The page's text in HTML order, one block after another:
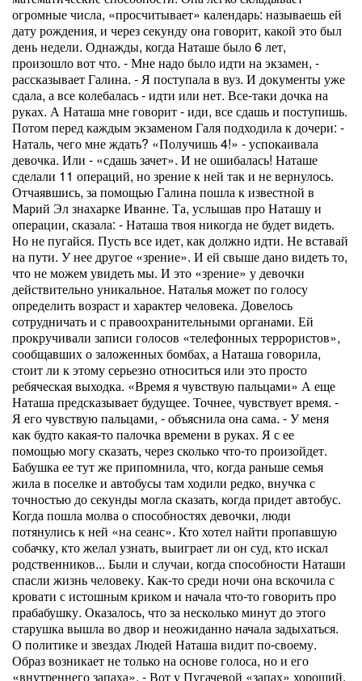
огромные числа, «просчитывает» календарь: называешь ей
дату рождения, и через секунду она говорит, какой это был
день недели. Однажды, когда Наташе было 6 лет,
произошло вот что. - Мне надо было идти на экзамен, -
рассказывает Галина. - Я поступала в вуз. И документы уже
сдала, а все колебалась - идти или нет. Все-таки дочка на
руках. А Наташа мне говорит - иди, все сдашь и поступишь.
Потом перед каждым экзаменом Галя подходила к дочери: -
Наталь, чего мне ждать? «Получишь 4!» - успокаивала
девочка. Или - «сдашь зачет». И не ошибалась! Наташе
сделали 11 операций, но зрение к ней так и не вернулось.
Отчаявшись, за помощью Галина пошла к известной в
Марий Эл знахарке Иванне. Та, услышав про Наташу и
операции, сказала: - Наташа твоя никогда не будет видеть.
Но не пугайся. Пусть все идет, как должно идти. Не вставай
на пути. У нее другое «зрение». И ей свыше дано видеть то,
что не можем увидеть мы. И это «зрение» у девочки
действительно уникальное. Наталья может по голосу
определить возраст и характер человека. Довелось
сотрудничать и с правоохранительными органами. Ей
прокручивали записи голосов «телефонных террористов»,
сообщавших о заложенных бомбах, а Наташа говорила,
стоит ли к этому серьезно относиться или это просто
ребяческая выходка. «Время я чувствую пальцами» А еще
Наташа предсказывает будущее. Точнее, чувствует время. -
Я его чувствую пальцами, - объяснила она сама. - У меня
как будто какая-то палочка времени в руках. Я с ее
помощью могу сказать, через сколько что-то произойдет.
Бабушка ее тут же припомнила, что, когда раньше семья
жила в поселке и автобусы там ходили редко, внучка с
точностью до секунды могла сказать, когда придет автобус.
Когда пошла молва о способностях девочки, люди
потянулись к ней «на сеанс». Кто хотел найти пропавшую
собачку, кто желал узнать, выиграет ли он суд, кто искал
родственников... Были и случаи, когда способности Наташи
спасли жизнь человеку. Как-то среди ночи она вскочила с
кровати с истошным криком и начала что-то говорить про
прабабушку. Оказалось, что за несколько минут до этого
старушка вышла во двор и неожиданно начала задыхаться.
О политике и звездах Людей Наташа видит по-своему.
Образ возникает не только на основе голоса, но и его
«внутреннего запаха». - Вот у Пугачевой «запах» хороший,